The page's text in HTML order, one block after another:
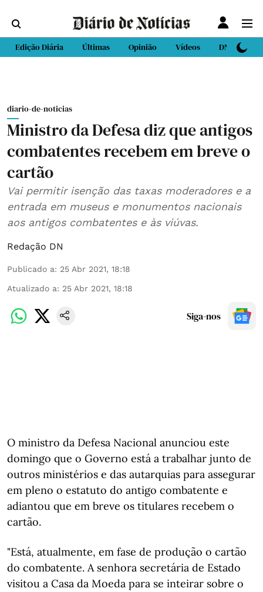
Edição Diária Últimas Opinião Vídeos DN Sport
diario-de-noticias
Ministro da Defesa diz que antigos
combatentes recebem em breve o
cartão
Vai permitir isenção das taxas moderadores e a
entrada em museus e monumentos nacionais
aos antigos combatentes e às viúvas.
Redação DN
Publicado a: 25 Abr 2021, 18:18
Atualizado a: 25 Abr 2021, 18:18
Siga-nos
O ministro da Defesa Nacional anunciou este
domingo que o Governo está a trabalhar junto de
outros ministérios e das autarquias para assegurar
em pleno o estatuto do antigo combatente e
adiantou que em breve os titulares recebem o
cartão.
"Está, atualmente, em fase de produção o cartão
do combatente. A senhora secretária de Estado
visitou a Casa da Moeda para se inteirar sobre o